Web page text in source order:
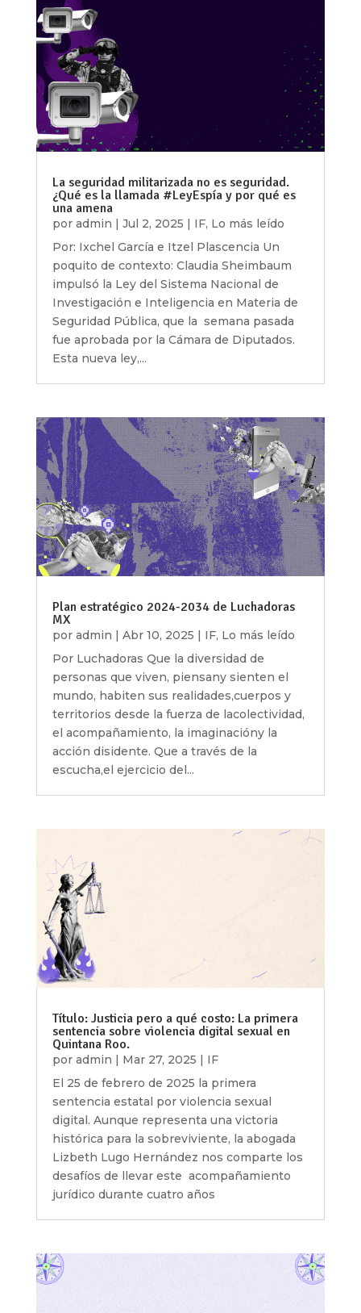
La seguridad militarizada no es seguridad.
¿Qué es la llamada #LeyEspía y por qué es
una amena
por admin | Jul 2, 2025 | IF, Lo más leído
Por: Ixchel García e Itzel Plascencia Un
poquito de contexto: Claudia Sheimbaum
impulsó la Ley del Sistema Nacional de
Investigación e Inteligencia en Materia de
Seguridad Pública, que la semana pasada
fue aprobada por la Cámara de Diputados.
Esta nueva ley,...
Plan estratégico 2024-2034 de Luchadoras
MX
por admin | Abr 10, 2025 | IF, Lo más leído
Por Luchadoras Que la diversidad de
personas que viven, piensany sienten el
mundo, habiten sus realidades,cuerpos y
territorios desde la fuerza de lacolectividad,
el acompañamiento, la imaginacióny la
acción disidente. Que a través de la
escucha,el ejercicio del...
Título: Justicia pero a qué costo: La primera
sentencia sobre violencia digital sexual en
Quintana Roo.
por admin | Mar 27, 2025 | IF
El 25 de febrero de 2025 la primera
sentencia estatal por violencia sexual
digital. Aunque representa una victoria
histórica para la sobreviviente, la abogada
Lizbeth Lugo Hernández nos comparte los
desafíos de llevar este acompañamiento
jurídico durante cuatro años